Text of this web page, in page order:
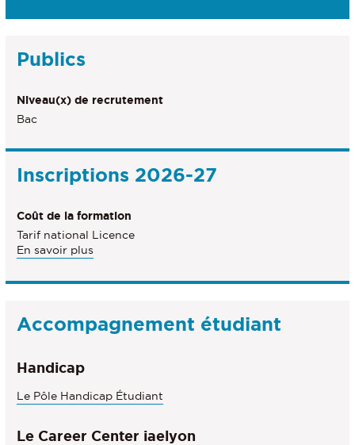
des
Publics
Niveau(x) de recrutement
Bac
Inscriptions 2026-27
Coût de la formation
Tarif national Licence
En savoir plus
Accompagnement étudiant
Handicap
Le Pôle Handicap Étudiant
Le Career Center iaelyon